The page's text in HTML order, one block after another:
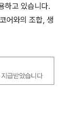
하고 있습니다.
어와의 조합, 생